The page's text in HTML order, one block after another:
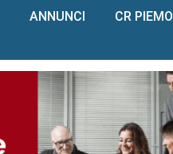
ANNUNCI CR